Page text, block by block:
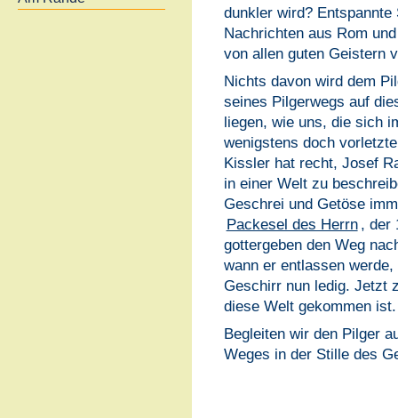
dunkler wird?
Nachrichten aus Rom
von allen guten Geistern
Nichts davon wird dem
seines Pilgerwegs auf
liegen, wie uns, die sich
wenigstens doch
Kissler hat recht, Josef
in einer Welt zu
Geschrei und Getöse
Packesel des Herrn , der
gottergeben den Weg
wann er entlassen
Geschirr nun ledig. Jetzt
diese Welt gekommen ist.
Begleiten wir den Pilger
Weges in der Stille des